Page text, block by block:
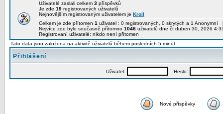
Uživatelé zaslali celkem 3 příspěvků
Je zde 19 registrovaných uživatelů
Nejnovějším registrovaným uživatelem je Kroll
Celkem je zde přítomen 1 uživatel : 0 registrovaných, 0 skrytých a 1 Anonymní
Nejvíce zde bylo současně přítomno 1046 uživatelů dne čt duben 30, 2026
Registrovaní uživatelé: nikdo není přítomen
Tato data jsou založena na aktivitě uživatelů během posledních 5 minut
Přihlášení
Uživatel: Heslo:
Nové příspěvky